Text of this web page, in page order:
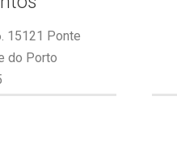
15121 Ponte
do Porto